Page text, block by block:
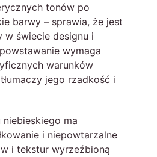
tonów po
barwy – sprawia, że jest
świecie designu i
wymaga
warunków
jego rzadkość i
ma
i niepowtarzalne
i tekstur wyrzeźbioną